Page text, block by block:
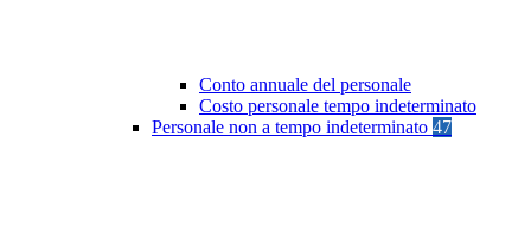
Conto annuale del personale
Costo personale tempo indeterminato
Personale non a tempo indeterminato 47